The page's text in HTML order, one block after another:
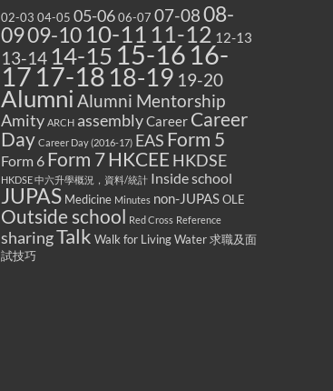
02-03 04-05 05-0606-07 07-0808-
0909-10 10-11 11-12 12-13
13-14 14-15 15-16 16-
17 17-18 18-19 19-20
Alumni Alumni Mentorship
Amity ARCH assemblyCareer Career
Day Career Day (2016-17) EAS Form 5
Form 6 Form 7HKCEE HKDSE
HKDSE 中六升學概況，資料/統計 Inside school
JUPAS Medicine Minutes non-JUPASOLE
Outside school Red Cross Reference
sharingTalk Walk for Living Water求職及面
試技巧